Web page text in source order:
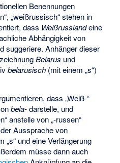
Benennungen
„weißrussisch“ stehen in
dass Weißrusslandeine
Abhängigkeit von
suggeriere. Anhänger dieser
Belarus und
belarusisch (mit einem „s“)
dass „Weiß-“
bela-darstelle, und
anstelle von „-russen“
Aussprache von
und eine Verlängerung
müsse dann auch